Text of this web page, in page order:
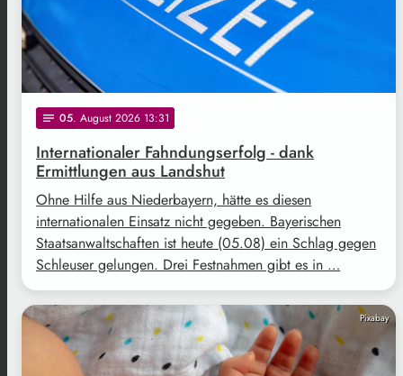
notes 05. August 2026 13:31
Internationaler Fahndungserfolg - dank
Ermittlungen aus Landshut
Ohne Hilfe aus Niederbayern, hätte es diesen
internationalen Einsatz nicht gegeben. Bayerischen
Staatsanwaltschaften ist heute (05.08) ein Schlag gegen
Schleuser gelungen. Drei Festnahmen gibt es in …
Pixabay